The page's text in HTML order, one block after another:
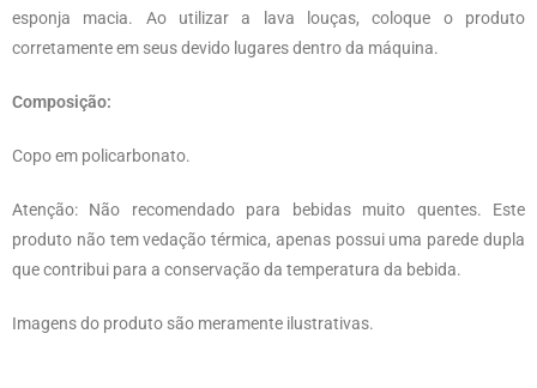
esponja macia. Ao utilizar a lava louças, coloque o produto
corretamente em seus devido lugares dentro da máquina.
Composição:
Copo em policarbonato.
Atenção: Não recomendado para bebidas muito quentes. Este
produto não tem vedação térmica, apenas possui uma parede dupla
que contribui para a conservação da temperatura da bebida.
Imagens do produto são meramente ilustrativas.